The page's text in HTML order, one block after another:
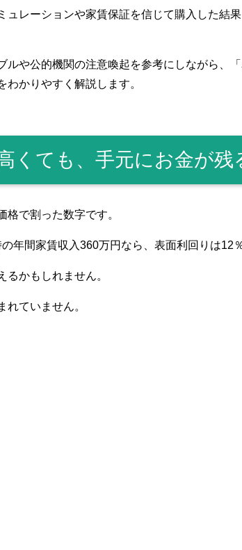
ュレーションや家賃保証を信じて購入した結
ルや公的機関の注意喚起を参考にしながら、
かりやすく解説します。
くても、手元にお金が残
で割った数字です。
年間家賃収入360万円なら、表面利回りは12％
かもしれません。
れていません。